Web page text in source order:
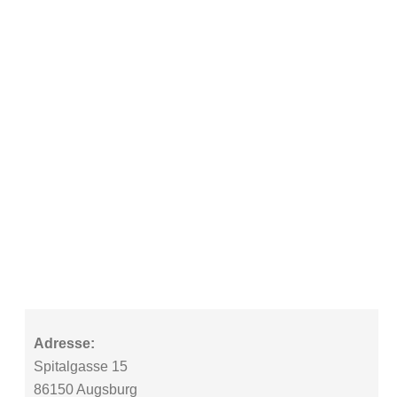
Adresse:
Spitalgasse 15
86150 Augsburg